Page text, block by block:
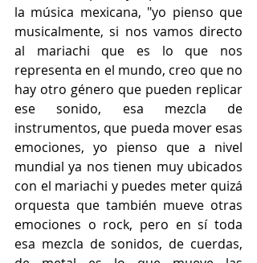
la música mexicana, "yo pienso que
musicalmente, si nos vamos directo
al mariachi que es lo que nos
representa en el mundo, creo que no
hay otro género que pueden replicar
ese sonido, esa mezcla de
instrumentos, que pueda mover esas
emociones, yo pienso que a nivel
mundial ya nos tienen muy ubicados
con el mariachi y puedes meter quizá
orquesta que también mueve otras
emociones o rock, pero en sí toda
esa mezcla de sonidos, de cuerdas,